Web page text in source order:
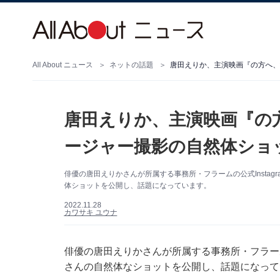
All About ニュース ネットの話題 唐田えりか、主演映画『の方へ
唐田えりか、主演映画『
ージャー撮影の自然体ショ
俳優の唐田えりかさんが所属する事務所・フラームの公式
体ショットを公開し、話題になっています。
2022.11.28
カワサキ ユウナ
俳優の唐田えりかさんが所属する事務所・フラ
さんの自然体なショットを公開し、話題になって